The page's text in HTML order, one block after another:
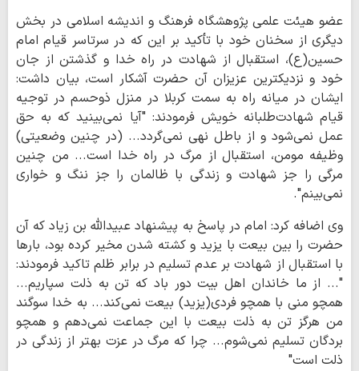
عضو هیئت علمی پژوهشگاه فرهنگ و اندیشه اسلامی در بخش
دیگری از سخنان خود با تأکید بر این که در سرتاسر قیام امام
حسین(ع)، استقبال از شهادت در راه خدا و گذشتن از جان
خود و نزدیکترین عزیزان آن حضرت آشکار است، بیان داشت:
ایشان در میانه راه به سمت کربلا در منزل ذوحسم در توجیه
قیام شهادت‌طلبانه خویش فرمودند: "آیا نمی‌بینید که به حق
عمل نمی‌شود و از باطل نهی نمی‌گردد... (در چنین وضعیتی)
وظیفه مومن، استقبال از مرگ در راه خدا است... من چنین
مرگی را جز شهادت و زندگی با ظالمان را جز ننگ و خواری
نمی‌بینم".
وی اضافه کرد: امام در پاسخ به پیشنهاد عبیدالله بن زیاد که آن
حضرت را بین بیعت با یزید و کشته شدن مخیر کرده بود، بارها
با استقبال از شهادت بر عدم تسلیم در برابر ظلم تاکید فرمودند:
"... از ما خاندان اهل بیت دور باد که تن به ذلت سپاریم...
همچو منی با همچو فردی(یزید) بیعت نمی‌کند... به خدا سوگند
من هرگز تن به ذلت بیعت با این جماعت نمی‌دهم و همچو
بردگان تسلیم نمی‌شوم... چرا که مرگ در عزت بهتر از زندگی در
ذلت است"